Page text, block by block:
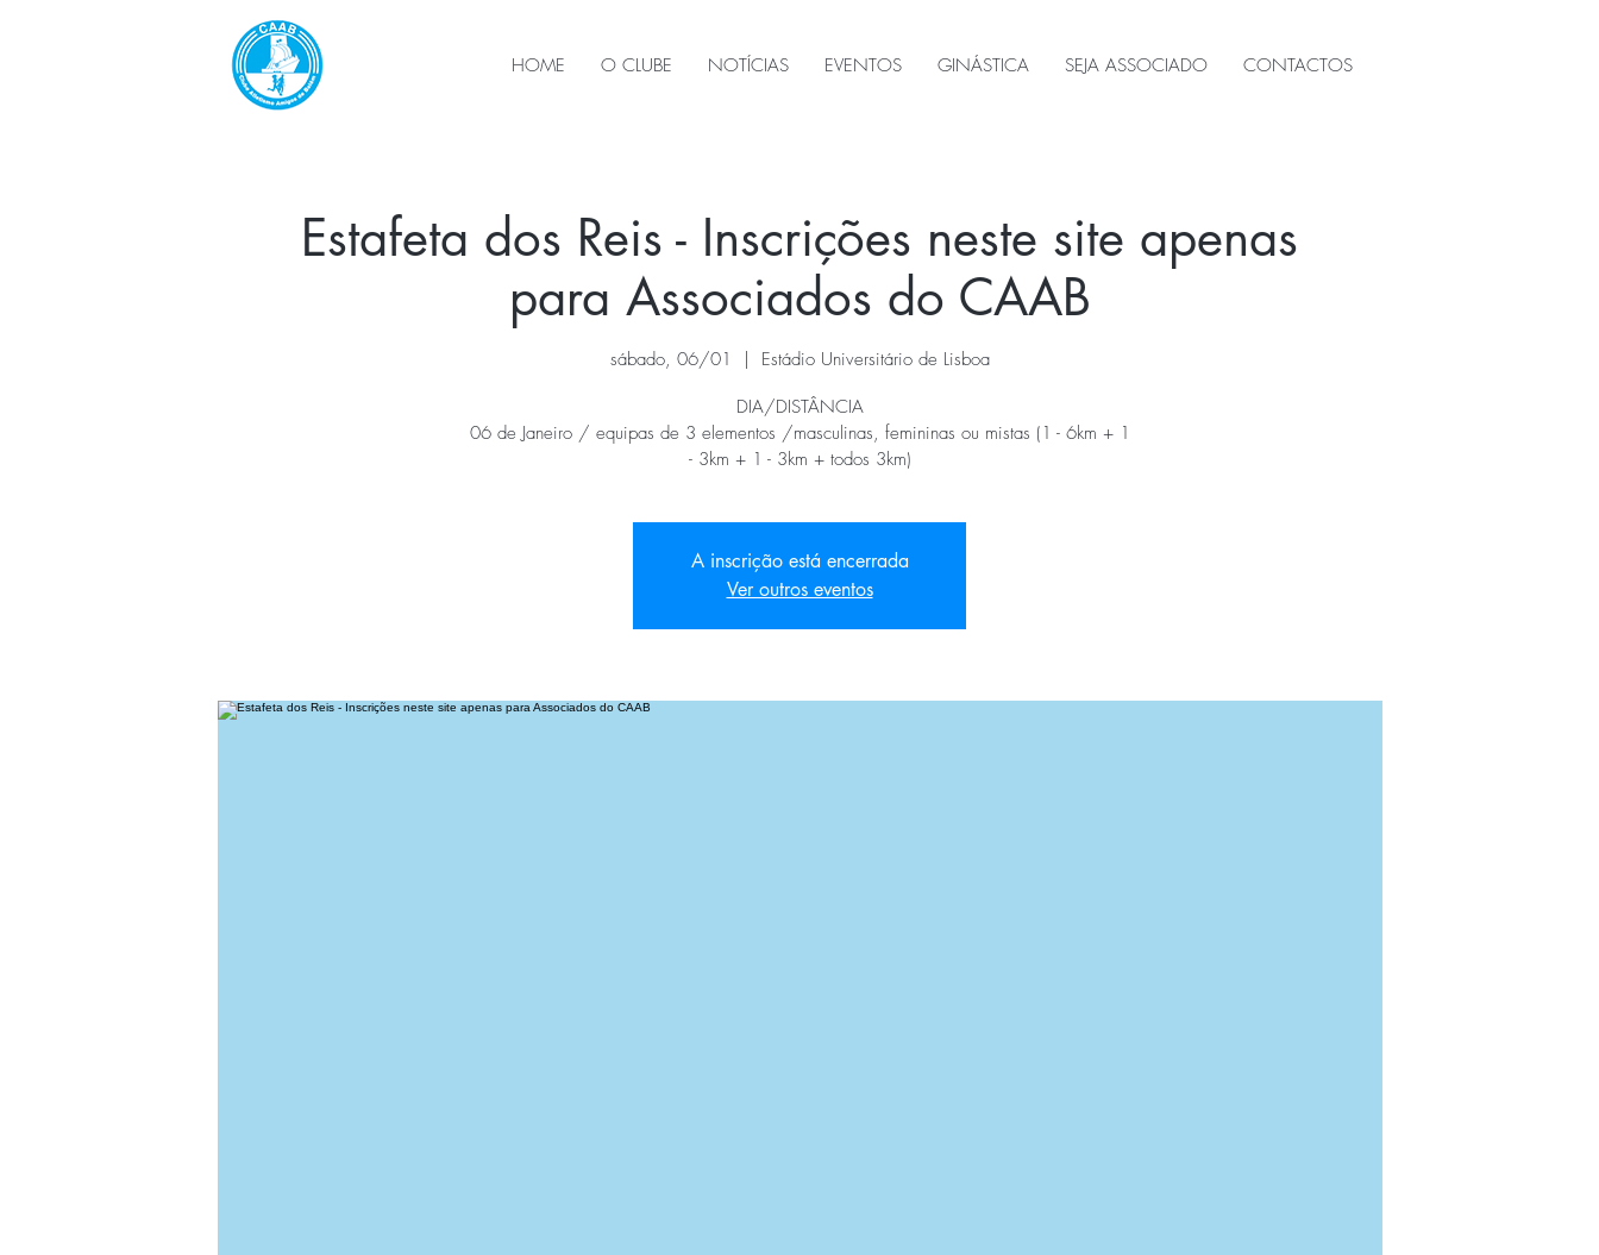
HOME O CLUBE NOTÍCIAS EVENTOS GINÁSTICA SEJA ASSOCIADO CONTACTOS
Estafeta dos Reis - Inscrições neste site apenas
para Associados do CAAB
sábado, 06/01
  |
Estádio Universitário de Lisboa
DIA/DISTÂNCIA
06 de Janeiro / equipas de 3 elementos /masculinas, femininas ou mistas (1 - 6km + 1
- 3km + 1 - 3km + todos 3km)
A inscrição está encerrada
Ver outros eventos